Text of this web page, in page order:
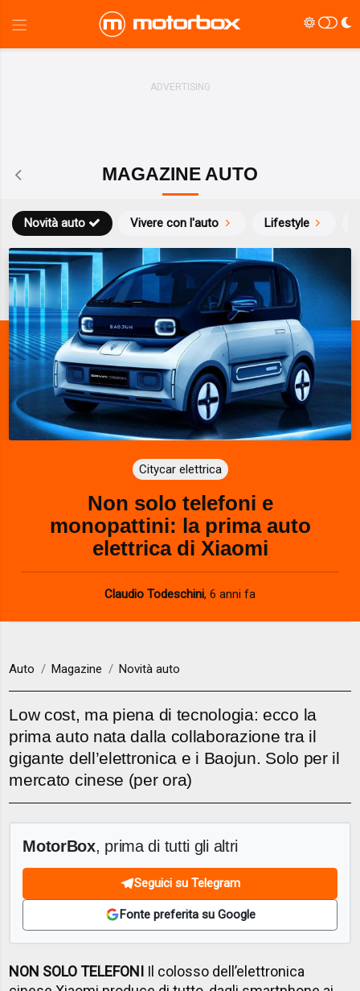
MAGAZINE AUTO
Novità auto Vivere con l'auto Lifestyle
Citycar elettrica
Non solo telefoni e
monopattini: la prima auto
elettrica di Xiaomi
Claudio Todeschini, 6 anni fa
Auto Magazine Novità auto
Low cost, ma piena di tecnologia: ecco la
prima auto nata dalla collaborazione tra il
gigante dell’elettronica e i Baojun. Solo per il
mercato cinese (per ora)
MotorBox, prima di tutti gli altri
Seguici su Telegram
Fonte preferita su Google
NON SOLO TELEFONI Il colosso dell’elettronica